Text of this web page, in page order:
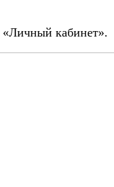
«Личный кабинет».